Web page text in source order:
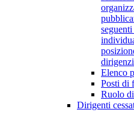
Elenco
Posti di
Ruolo
Dirigenti